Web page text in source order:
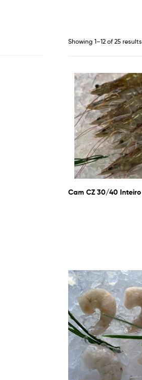
Showing 1–12 of 25 results
Cam CZ 30/40 Inteiro